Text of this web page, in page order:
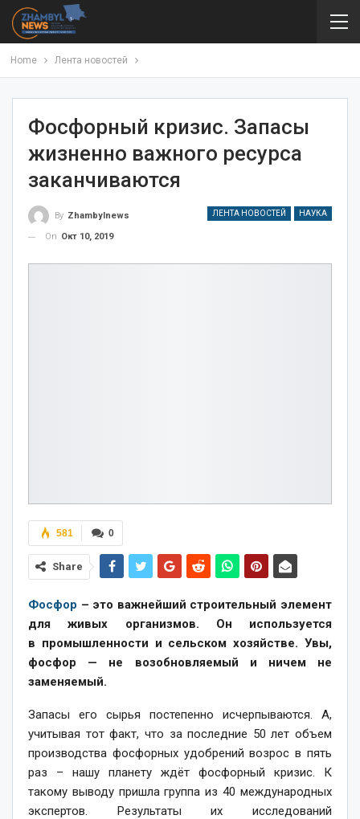
Home Лента новостей
Фосфорный кризис. Запасы
жизненно важного ресурса
заканчиваются
ЛЕНТА НОВОСТЕЙ НАУКА
By Zhambylnews
On Окт 10, 2019
0
581
Share
Фосфор – это важнейший строительный элемент
для живых организмов. Он используется
в промышленности и сельском хозяйстве. Увы,
фосфор — не возобновляемый и ничем не
заменяемый.
Запасы его сырья постепенно исчерпываются. А,
учитывая тот факт, что за последние 50 лет объем
производства фосфорных удобрений возрос в пять
раз – нашу планету ждёт фосфорный кризис. К
такому выводу пришла группа из 40 международных
экспертов. Результаты их исследований